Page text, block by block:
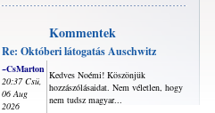
Kommentek
Re: Októberi látogatás Auschwitz
~CsMarton
20:37 Csü,
06 Aug
2026
Kedves Noémi! Köszönjük
hozzászólásaidat. Nem véletlen, hogy
nem tudsz magyar...